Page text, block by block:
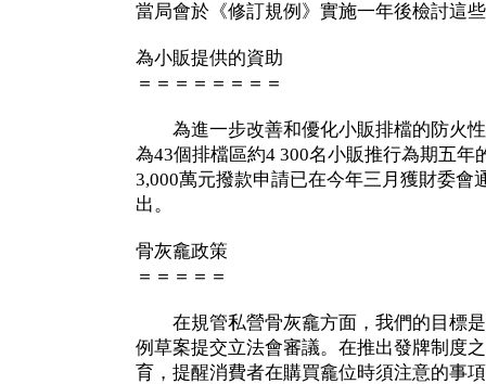
當局會於《修訂規例》實施一年後檢討這
為小販提供的資助
＝＝＝＝＝＝＝＝
為進一步改善和優化小販排檔的防火性
為43個排檔區約4 300名小販推行為期五年
3,000萬元撥款申請已在今年三月獲財委會
出。
骨灰龕政策
＝＝＝＝＝
在規管私營骨灰龕方面，我們的目標是
例草案提交立法會審議。在推出發牌制度
育，提醒消費者在購買龕位時須注意的事